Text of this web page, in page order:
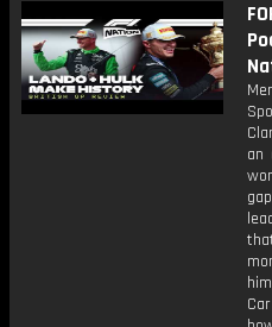
an